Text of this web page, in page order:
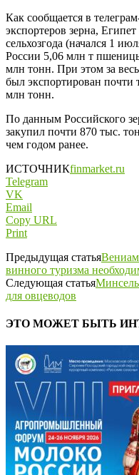
Как сообщается в
экспортеров зерна,
сельхозгода (начался 1
России 5,06 млн т
млн тонн. При этом за
был экспортирован
млн тонн.
По данным Российского
закупил почти 870 тыс.
чем годом ранее.
ИСТОЧНИКfinmarket.ru
Telegram
VK
Email
Copy URL
Print
Предыдущая статья
винного туризма
Следующая статья
для овцеводов
ЭТО МОЖЕТ БЫТЬ